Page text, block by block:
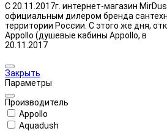
С 20.11.2017г. интернет-магазин
официальным дилером бренда
территории России. С этого же дня,
Appollo (душевые кабины Appollo, в
20.11.2017
Закрыть
Параметры
Производитель
Appollo
Aquadush